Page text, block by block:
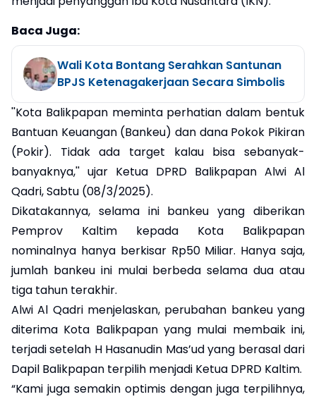
Baca Juga:
Wali Kota Bontang Serahkan Santunan
BPJS Ketenagakerjaan Secara Simbolis
''Kota Balikpapan meminta perhatian dalam bentuk
Bantuan Keuangan (Bankeu) dan dana Pokok Pikiran
(Pokir). Tidak ada target kalau bisa sebanyak-
banyaknya,'' ujar Ketua DPRD Balikpapan Alwi Al
Qadri, Sabtu (08/3/2025).
Dikatakannya, selama ini bankeu yang diberikan
Pemprov Kaltim kepada Kota Balikpapan
nominalnya hanya berkisar Rp50 Miliar. Hanya saja,
jumlah bankeu ini mulai berbeda selama dua atau
tiga tahun terakhir.
Alwi Al Qadri menjelaskan, perubahan bankeu yang
diterima Kota Balikpapan yang mulai membaik ini,
terjadi setelah H Hasanudin Mas’ud yang berasal dari
Dapil Balikpapan terpilih menjadi Ketua DPRD Kaltim.
“Kami juga semakin optimis dengan juga terpilihnya,